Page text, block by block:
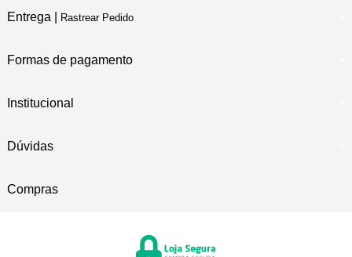
Entrega | Rastrear Pedido
Formas de pagamento
Institucional
Dúvidas
Compras